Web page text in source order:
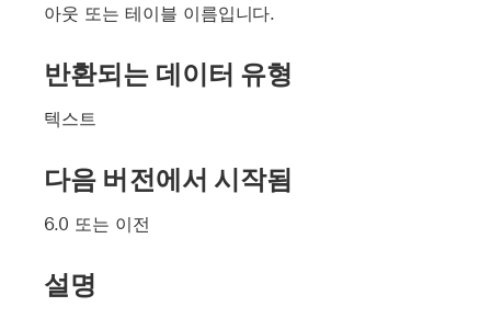
아웃 또는 테이블 이름입니다.
반환되는 데이터 유형
텍스트
다음 버전에서 시작됨
6.0 또는 이전
설명